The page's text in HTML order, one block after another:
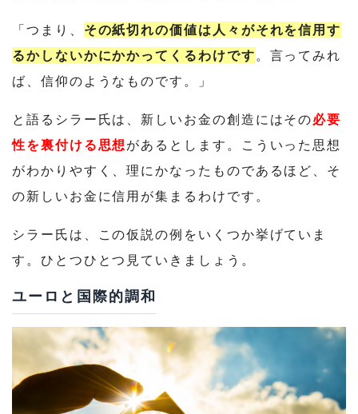
「つまり、 その紙切れの価値は人々がそれを信用す
るかしないかにかかってくるわけです 。言ってみれ
ば、信仰のようなものです。」
と語るシラー氏は、新しいお金の創造にはその必要
性を裏付ける思想 があるとします。こういった思想
がわかりやすく、理にかなったものであるほど、そ
の新しいお金に信用が集まるわけです。
シラー氏は、この仮説の例をいくつか挙げていま
す。ひとつひとつ見ていきましょう。
ユーロと国際的調和